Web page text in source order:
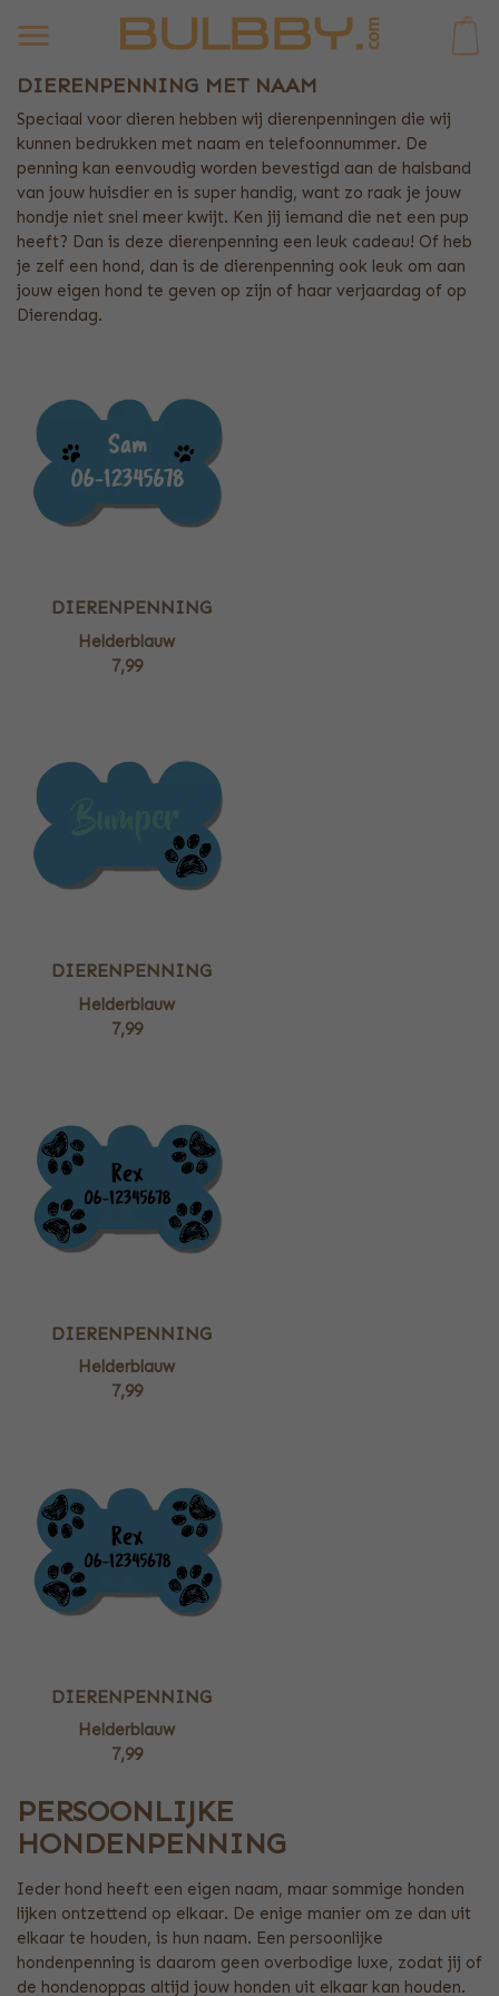
DIERENPENNING MET NAAM
Speciaal voor dieren hebben wij dierenpenningen die wij
kunnen bedrukken met naam en telefoonnummer. De
penning kan eenvoudig worden bevestigd aan de halsband
van jouw huisdier en is super handig, want zo raak je jouw
hondje niet snel meer kwijt. Ken jij iemand die net een pup
heeft? Dan is deze dierenpenning een leuk cadeau! Of heb
je zelf een hond, dan is de dierenpenning ook leuk om aan
jouw eigen hond te geven op zijn of haar verjaardag of op
Dierendag.
DIERENPENNING
Helderblauw
7,99
DIERENPENNING
Helderblauw
7,99
DIERENPENNING
Helderblauw
7,99
DIERENPENNING
Helderblauw
7,99
PERSOONLIJKE
HONDENPENNING
Ieder hond heeft een eigen naam, maar sommige honden
lijken ontzettend op elkaar. De enige manier om ze dan uit
elkaar te houden, is hun naam. Een persoonlijke
hondenpenning is daarom geen overbodige luxe, zodat jij of
de hondenoppas altijd jouw honden uit elkaar kan houden.